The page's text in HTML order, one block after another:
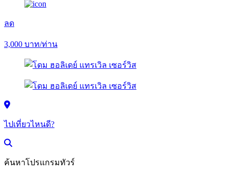
ลด
3,000 บาท/ท่าน
ไปเที่ยวไหนดี?
ค้นหาโปรแกรมทัวร์